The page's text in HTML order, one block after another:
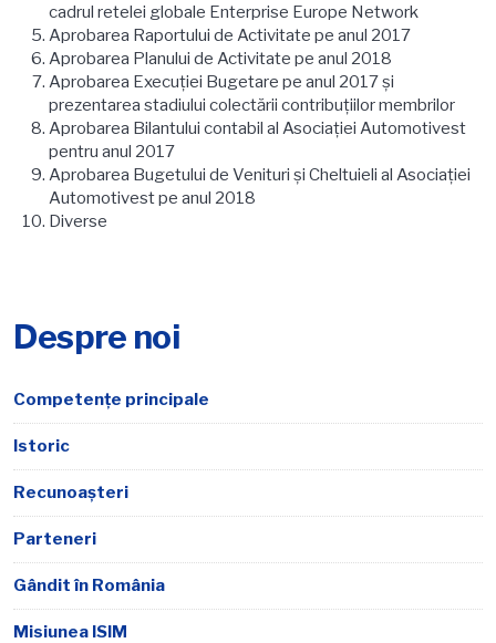
cadrul retelei globale Enterprise Europe Network
Aprobarea Raportului de Activitate pe anul 2017
Aprobarea Planului de Activitate pe anul 2018
Aprobarea Execuției Bugetare pe anul 2017 și
prezentarea stadiului colectării contribuțiilor membrilor
Aprobarea Bilantului contabil al Asociaţiei Automotivest
pentru anul 2017
Aprobarea Bugetului de Venituri şi Cheltuieli al Asociaţiei
Automotivest pe anul 2018
Diverse
Despre noi
Competențe principale
Istoric
Recunoașteri
Parteneri
Gândit în România
Misiunea ISIM